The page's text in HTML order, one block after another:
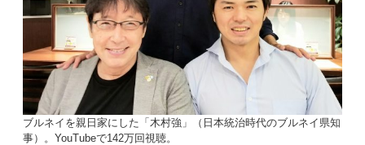
ブルネイを親日家にした「木村強」（日本統治時代のブルネイ県知
事）。YouTubeで142万回視聴。